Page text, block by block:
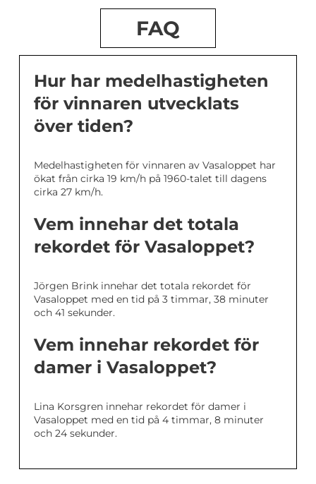
FAQ
Hur har medelhastigheten
för vinnaren utvecklats
över tiden?
Medelhastigheten för vinnaren av Vasaloppet har
ökat från cirka 19 km/h på 1960-talet till dagens
cirka 27 km/h.
Vem innehar det totala
rekordet för Vasaloppet?
Jörgen Brink innehar det totala rekordet för
Vasaloppet med en tid på 3 timmar, 38 minuter
och 41 sekunder.
Vem innehar rekordet för
damer i Vasaloppet?
Lina Korsgren innehar rekordet för damer i
Vasaloppet med en tid på 4 timmar, 8 minuter
och 24 sekunder.